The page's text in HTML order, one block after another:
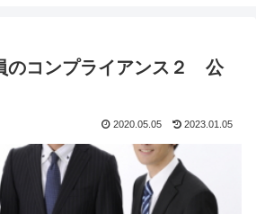
のコンプライアンス２ 公
2020.05.05 2023.01.05